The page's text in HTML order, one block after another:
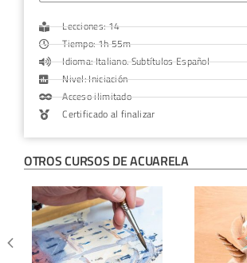
Lecciones: 14
Tiempo: 1h 55m
Idioma: Italiano. Subtítulos Español
Nivel: Iniciación
Acceso ilimitado
Certificado al finalizar
OTROS CURSOS DEACUARELA